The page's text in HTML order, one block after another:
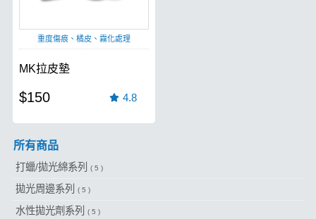
重度傷痕、橘皮、霧化處理
MK拉皮墊
$150 4.8
所有商品
打蠟/拋光綿系列 ( 5 )
拋光周邊系列 ( 5 )
水性拋光劑系列 ( 5 )